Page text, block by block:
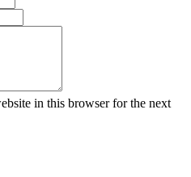
in this browser for the next